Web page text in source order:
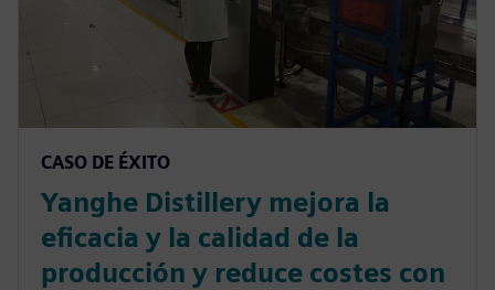
CASO DE ÉXITO
Yanghe Distillery mejora la
eficacia y la calidad de la
producción y reduce costes con